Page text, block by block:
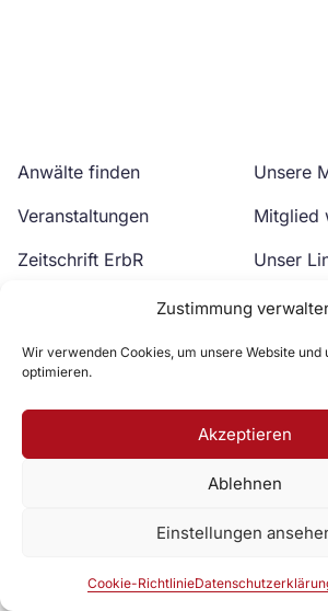
Zustimmung
Wir verwenden Cookies, um unsere Website und
optimieren.
Akzeptieren
Ablehnen
Einstellungen
Cookie-Richtlinie
Anwälte finden
Veranstaltungen
Zeitschrift ErbR
Unsere
Mitglied
Unser
Unser
Zur DAV Webseite